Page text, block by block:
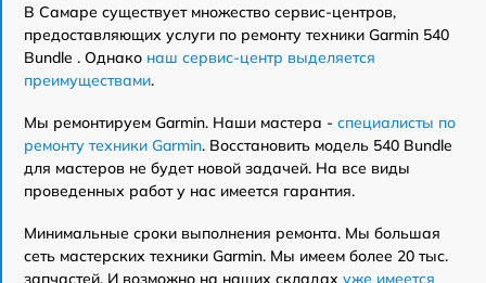
В Самаре существует множество сервис-центров,
предоставляющих услуги по ремонту техники Garmin 540
Bundle . Однако наш сервис-центр выделяется
преимуществами.
Мы ремонтируем Garmin. Наши мастера - специалисты по
ремонту техники Garmin. Восстановить модель 540 Bundle
для мастеров не будет новой задачей. На все виды
проведенных работ у нас имеется гарантия.
Минимальные сроки выполнения ремонта. Мы большая
сеть мастерских техники Garmin. Мы имеем более 20 тыс.
запчастей. И возможно на наших складах уже имеется